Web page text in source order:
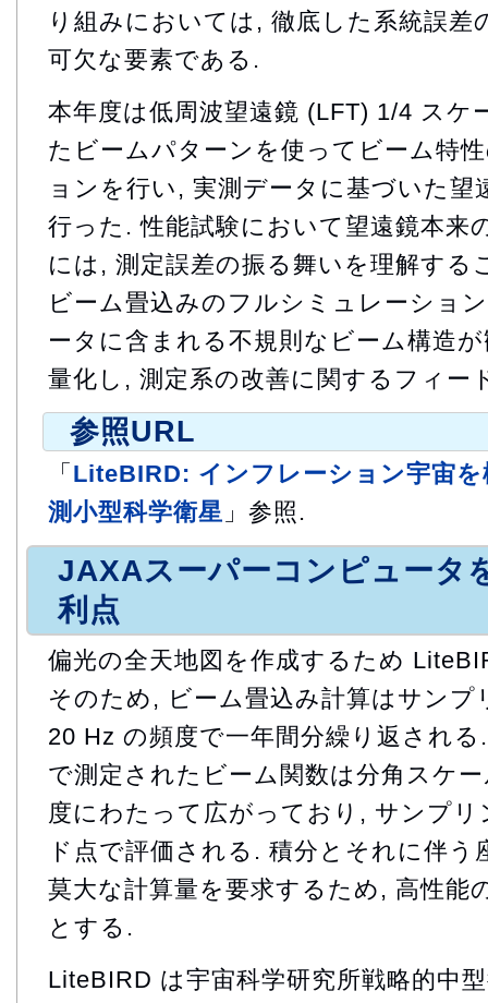
り組みにおいては, 徹底した系統誤差
可欠な要素である.
本年度は低周波望遠鏡 (LFT) 1/4 スケ
たビームパターンを使ってビーム特
ョンを行い, 実測データに基づいた望
行った. 性能試験において望遠鏡本来
には, 測定誤差の振る舞いを理解する
ビーム畳込みのフルシミュレーショ
ータに含まれる不規則なビーム構造
量化し, 測定系の改善に関するフィー
参照URL
「 LiteBIRD: インフレーション宇宙
測小型科学衛星 」参照.
JAXAスーパーコンピュータ
利点
偏光の全天地図を作成するため
そのため, ビーム畳込み計算はサン
20 Hz の頻度で一年間分繰り返され
で測定されたビーム関数は分角スケ
度にわたって広がっており, サンプ
ド点で評価される. 積分とそれに伴う
莫大な計算量を要求するため, 高性能
とする.
LiteBIRD は宇宙科学研究所戦略的中